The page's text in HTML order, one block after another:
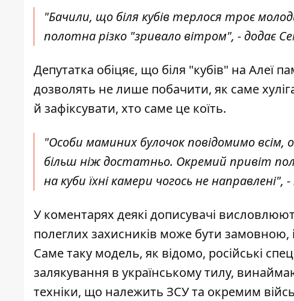
"Бачили, що біля кубів терлося троє
полотна різко "зривало вітром", - додає
Депутатка обіцяє, що біля "кубів" на Алеї
дозволять не лише побачити, як саме
й зафіксувати, хто саме це коїть.
"Особи маминих булочок повідомимо всім,
більш ніж достатньо. Окремий привіт
на куби їхні камери чогось не направлені",
У коментарях деякі дописувачі
полеглих захисників може бути замовною,
Саме таку модель, як відомо, російські
залякування в українському тилу,
техніки, що належить ЗСУ та окремим